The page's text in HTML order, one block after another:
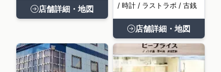
店舗詳細・地図
/ 時計 / ラストラボ / 古銭
店舗詳細・地図